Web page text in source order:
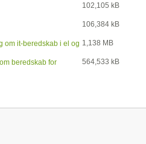
102,105 kB
106,384 kB
om it-beredskab i el og 1,138 MB
beredskab for
564,533 kB